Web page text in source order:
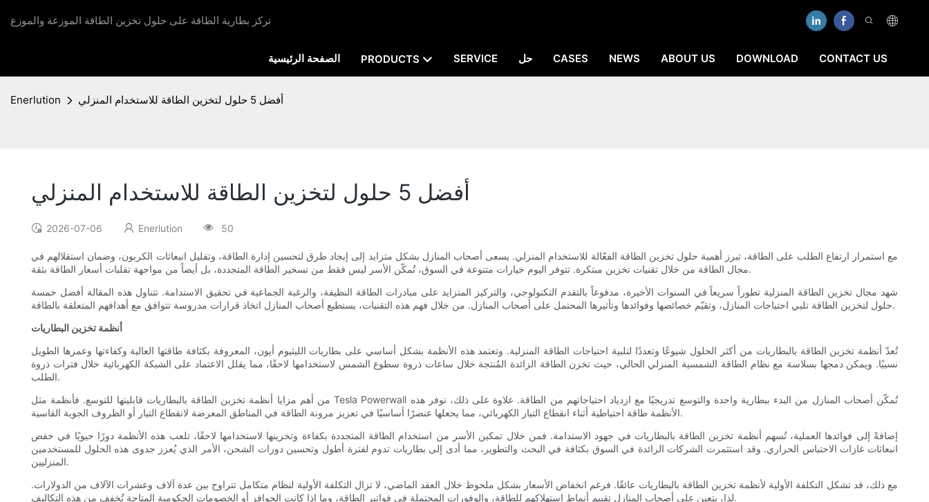
تركز بطارية الطاقة على حلول تخزين الطاقة الموزعة والموزع
الصفحة الرئيسية PRODUCTS SERVICE حل CASES NEWS ABOUT US DOWNLOAD CONTACT US
Enerlution أفضل 5 حلول لتخزين الطاقة للاستخدام المنزلي
أفضل 5 حلول لتخزين الطاقة للاستخدام المنزلي
2026-07-06 Enerlution 50
مع استمرار ارتفاع الطلب على الطاقة، تبرز أهمية حلول تخزين الطاقة الفعّالة للاستخدام المنزلي. يسعى أصحاب المنازل بشكل متزايد إلى إيجاد طرق لتحسين إدارة الطاقة، وتقليل انبعاثات الكربون، وضمان استقلالهم في
مجال الطاقة من خلال تقنيات تخزين مبتكرة. تتوفر اليوم خيارات متنوعة في السوق، تُمكّن الأسر ليس فقط من تسخير الطاقة المتجددة، بل أيضاً من مواجهة تقلبات أسعار الطاقة بثقة.
شهد مجال تخزين الطاقة المنزلية تطوراً سريعاً في السنوات الأخيرة، مدفوعاً بالتقدم التكنولوجي، والتركيز المتزايد على مبادرات الطاقة النظيفة، والرغبة الجماعية في تحقيق الاستدامة. تتناول هذه المقالة أفضل خمسة
حلول لتخزين الطاقة تلبي احتياجات المنازل، وتقيّم خصائصها وفوائدها وتأثيرها المحتمل على أصحاب المنازل. من خلال فهم هذه التقنيات، يستطيع أصحاب المنازل اتخاذ قرارات مدروسة تتوافق مع أهدافهم المتعلقة بالطاقة.
أنظمة تخزين البطاريات
تُعدّ أنظمة تخزين الطاقة بالبطاريات من أكثر الحلول شيوعًا وتعددًا لتلبية احتياجات الطاقة المنزلية. وتعتمد هذه الأنظمة بشكل أساسي على بطاريات الليثيوم أيون، المعروفة بكثافة طاقتها العالية وكفاءتها وعمرها الطويل
نسبيًا. ويمكن دمجها بسلاسة مع نظام الطاقة الشمسية المنزلي الحالي، حيث تخزن الطاقة الزائدة المُنتجة خلال ساعات ذروة سطوع الشمس لاستخدامها لاحقًا، مما يقلل الاعتماد على الشبكة الكهربائية خلال فترات ذروة
الطلب.
من أهم مزايا أنظمة تخزين الطاقة بالبطاريات قابليتها للتوسع. فأنظمة مثل Tesla Powerwall تُمكّن أصحاب المنازل من البدء ببطارية واحدة والتوسع تدريجيًا مع ازدياد احتياجاتهم من الطاقة. علاوة على ذلك، توفر هذه
الأنظمة طاقة احتياطية أثناء انقطاع التيار الكهربائي، مما يجعلها عنصرًا أساسيًا في تعزيز مرونة الطاقة في المناطق المعرضة لانقطاع التيار أو الظروف الجوية القاسية.
إضافةً إلى فوائدها العملية، تُسهم أنظمة تخزين الطاقة بالبطاريات في جهود الاستدامة. فمن خلال تمكين الأسر من استخدام الطاقة المتجددة بكفاءة وتخزينها لاستخدامها لاحقًا، تلعب هذه الأنظمة دورًا حيويًا في خفض
انبعاثات غازات الاحتباس الحراري. وقد استثمرت الشركات الرائدة في السوق بكثافة في البحث والتطوير، مما أدى إلى بطاريات تدوم لفترة أطول وتحسين دورات الشحن، الأمر الذي يُعزز جدوى هذه الحلول للمستخدمين
المنزليين.
مع ذلك، قد تشكل التكلفة الأولية لأنظمة تخزين الطاقة بالبطاريات عائقًا. فرغم انخفاض الأسعار بشكل ملحوظ خلال العقد الماضي، لا تزال التكلفة الأولية لنظام متكامل تتراوح بين عدة آلاف وعشرات الآلاف من الدولارات.
لذا، يتعين على أصحاب المنازل تقييم أنماط استهلاكهم للطاقة، والوفورات المحتملة في فواتير الطاقة، وما إذا كانت الحوافز أو الخصومات الحكومية المتاحة تُخفف من هذه التكاليف.